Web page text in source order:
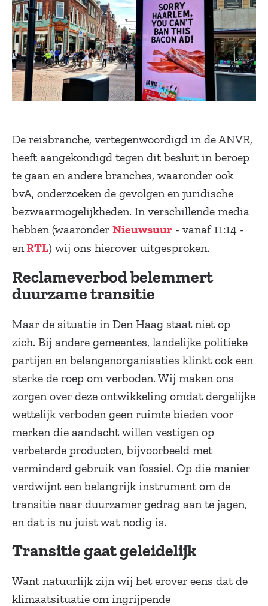
De reisbranche, vertegenwoordigd in de ANVR,
heeft aangekondigd tegen dit besluit in beroep
te gaan en andere branches, waaronder ook
bvA, onderzoeken de gevolgen en juridische
bezwaarmogelijkheden. In verschillende media
hebben (waaronder Nieuwsuur - vanaf 11:14 -
enRTL) wij ons hierover uitgesproken.
Reclameverbod belemmert
duurzame transitie
Maar de situatie in Den Haag staat niet op
zich. Bij andere gemeentes, landelijke politieke
partijen en belangenorganisaties klinkt ook een
sterke de roep om verboden. Wij maken ons
zorgen over deze ontwikkeling omdat dergelijke
wettelijk verboden geen ruimte bieden voor
merken die aandacht willen vestigen op
verbeterde producten, bijvoorbeeld met
verminderd gebruik van fossiel. Op die manier
verdwijnt een belangrijk instrument om de
transitie naar duurzamer gedrag aan te jagen,
en dat is nu juist wat nodig is.
Transitie gaat geleidelijk
Want natuurlijk zijn wij het erover eens dat de
klimaatsituatie om ingrijpende